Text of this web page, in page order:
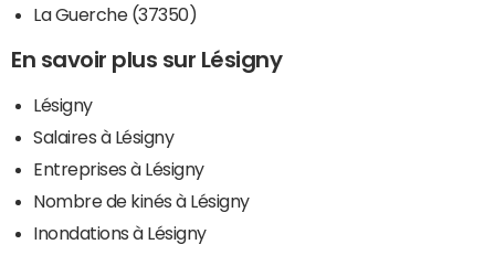
La Guerche (37350)
En savoir plus sur Lésigny
Lésigny
Salaires à Lésigny
Entreprises à Lésigny
Nombre de kinés à Lésigny
Inondations à Lésigny